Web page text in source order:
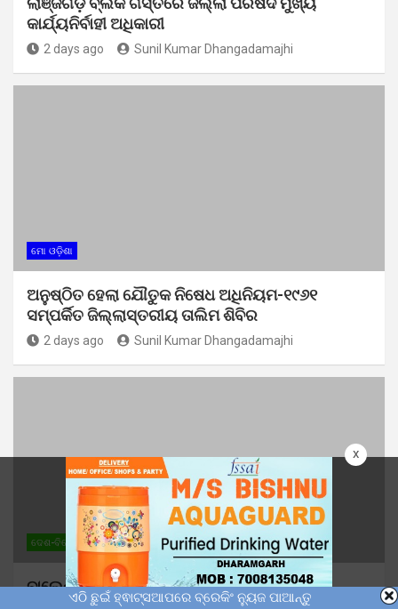
x
କାର୍ଯ୍ୟନିର୍ବାହୀ ଅଧିକାରୀ
2 days ago Sunil Kumar Dhangadamajhi
ମୋ ଓଡ଼ିଶା
ଅନୁଷ୍ଠିତ ହେଲା ଯୌତୁକ ନିଷେଧ ଅଧିନିୟମ-୧୯୬୧
ସମ୍ପର୍କିତ ଜିଲ୍ଲାସ୍ତରୀୟ ତାଲିମ ଶିବିର
2 days ago Sunil Kumar Dhangadamajhi
ଦେଶ-ବିଦେଶ ମୋ ଓଡ଼ିଶା ରାଜନୀତି
ବାଲେଶ୍ୱରର ବିକାଶ ପ୍ରସଙ୍ଗ ନେଇ କେନ୍ଦ୍ର
ଏଠି ଛୁଇଁ ହ୍ଵାଟ୍ସଆପରେ ବ୍ରେକିଂ ନ୍ୟୁଜ ପାଆନ୍ତୁ